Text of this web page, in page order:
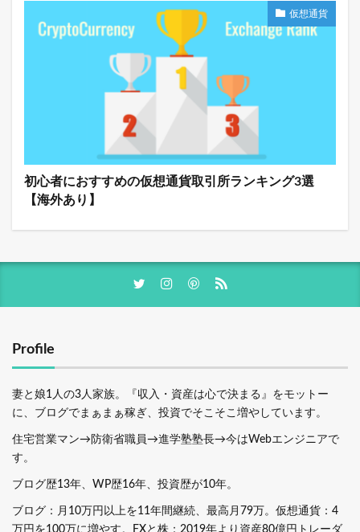
仮想通貨
初心者におすすめの仮想通貨取引所ランキング3選
【海外あり】
Profile
妻と娘1人の3人家族。『収入・資産は心で決まる』をモットー
に、ブログでまぁまぁ稼ぎ、投資でそこそこ増やしています。
住宅営業マン→防衛省職員→進学塾塾長→今はWebエンジニアで
す。
ブログ歴13年、WP歴16年、投資歴が10年。
ブログ：月10万円以上を11年間継続、最高月79万。仮想通貨：4
万円を100万に増やす。FXと株：2019年より資産80億円トレーダ